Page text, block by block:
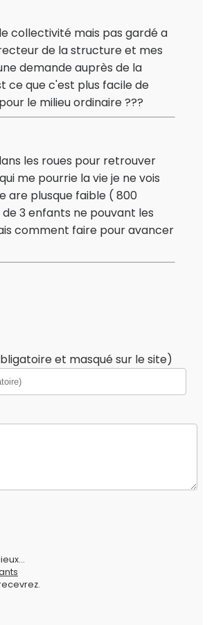
collectivité mais pas gardé a
de la structure et mes
demande auprès de la
ce que c'est plus facile de
le milieu ordinaire ???
les roues pour retrouver
me pourrie la vie je ne vois
are plusque faible ( 800
3 enfants ne pouvant les
comment faire pour avancer
et masqué sur le site)